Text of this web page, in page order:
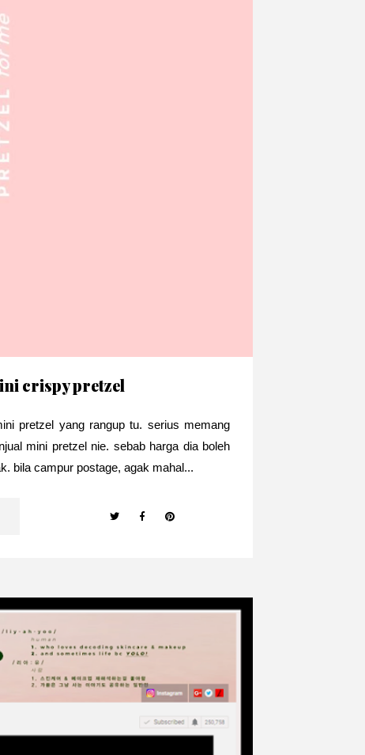
crispy pretzel
pretzel yang rangup tu. serius memang
mini pretzel nie. sebab harga dia boleh
bila campur postage, agak mahal...